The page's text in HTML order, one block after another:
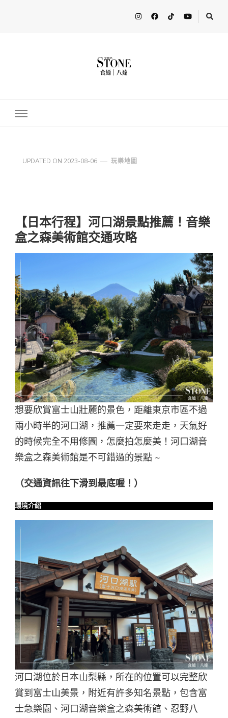
多人分享最新的消息！ FooderstoneTW，一個為了分享吃喝玩樂資
UPDATED ON 2023-08-06 玩樂地圖
【日本行程】河口湖景點推薦！音樂
盒之森美術館交通攻略
想要欣賞富士山壯麗的景色，距離東京市區不過
兩小時半的河口湖，推薦一定要來走走，天氣好
的時候完全不用修圖，怎麼拍怎麼美！河口湖音
樂盒之森美術館是不可錯過的景點 ~
（交通資訊往下滑到最底喔！）
環境介紹
河口湖位於日本山梨縣，所在的位置可以完整欣
賞到富士山美景，附近有許多知名景點，包含富
士急樂園、河口湖音樂盒之森美術館、忍野八